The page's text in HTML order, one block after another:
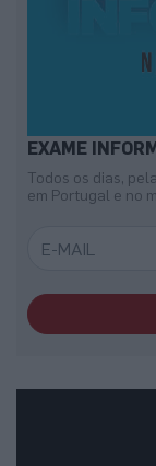
EXAME
Todos os dias,
em Portugal e no